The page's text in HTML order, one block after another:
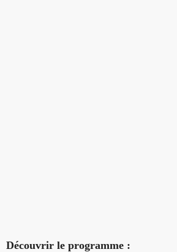
Découvrir le programme :